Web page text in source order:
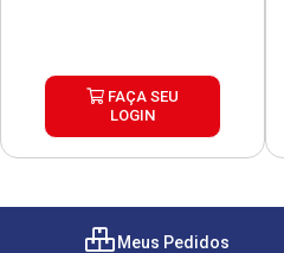
FAÇA SEU
LOGIN
Meus Pedidos